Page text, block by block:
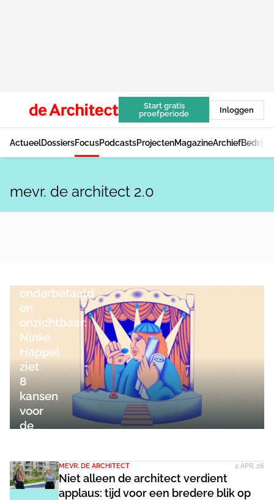
Start gratis
proefperiode
Inloggen
ActueelDossiersFocusPodcastsProjectenMagazineArchief
mevr. de architect 2.0
onderbetaald
en
onzichtbaar:
Ninke
Happel
ziet
8
kansen
voor
de
MEVR. DE ARCHITECT 2 APR. 26
Niet alleen de architect verdient
applaus: tijd voor een bredere blik op